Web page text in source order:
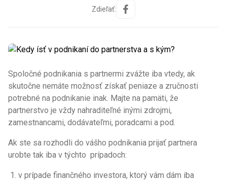
Zdieľať:
Spoločné podnikania s partnermi zvážte iba vtedy, ak
skutočne nemáte možnosť získať peniaze a zručnosti
potrebné na podnikanie inak. Majte na pamäti, že
partnerstvo je vždy nahraditeľné inými zdrojmi,
zamestnancami, dodávateľmi, poradcami a pod.
Ak ste sa rozhodli do vášho podnikania prijať partnera
urobte tak iba v týchto prípadoch:
v prípade finančného investora, ktorý vám dám iba